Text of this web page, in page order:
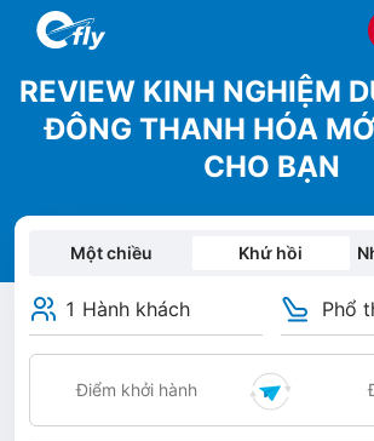
REVIEW KINH NGHIỆM
ĐÔNG THANH HÓA
CHO BẠN
Một chiều Khứ hồi
1 Hành khách Phổ